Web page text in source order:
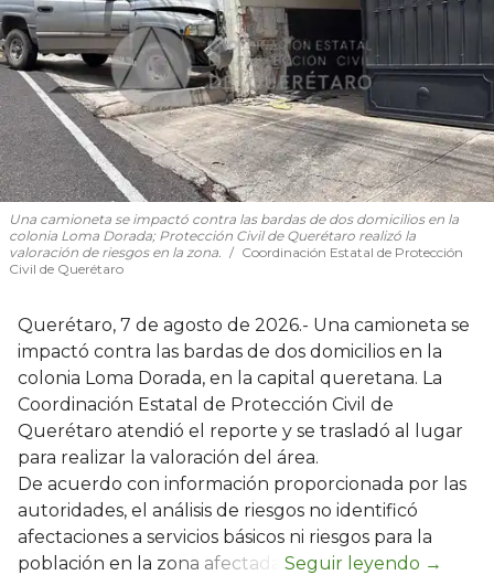
Una camioneta se impactó contra las bardas de dos domicilios en la
colonia Loma Dorada; Protección Civil de Querétaro realizó la
valoración de riesgos en la zona.
Coordinación Estatal de Protección
Civil de Querétaro
Querétaro, 7 de agosto de 2026.- Una camioneta se
impactó contra las bardas de dos domicilios en la
colonia Loma Dorada, en la capital queretana. La
Coordinación Estatal de Protección Civil de
Querétaro atendió el reporte y se trasladó al lugar
para realizar la valoración del área.
De acuerdo con información proporcionada por las
autoridades, el análisis de riesgos no identificó
afectaciones a servicios básicos ni riesgos para la
población en la zona afectada.